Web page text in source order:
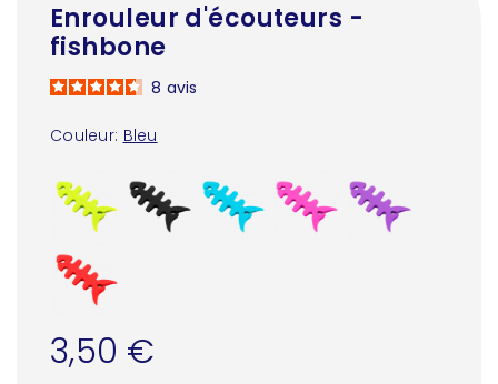
Enrouleur d'écouteurs -
fishbone
Couleur: Bleu
8 avis
3,50 €